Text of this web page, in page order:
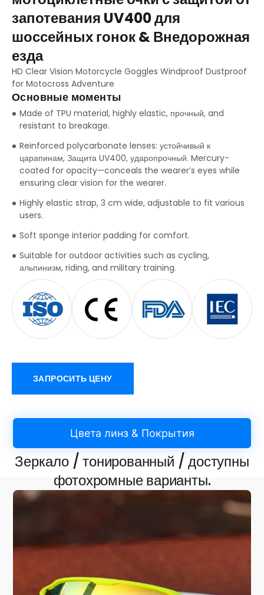
запотевания UV400 для
шоссейных гонок & Внедорожная
езда
HD Clear Vision Motorcycle Goggles Windproof Dustproof
for Motocross Adventure
Основные моменты
Made of TPU material, highly elastic, прочный, and
resistant to breakage.
Reinforced polycarbonate lenses: устойчивый к
царапинам, Защита UV400, ударопрочный. Mercury-
coated for opacity—conceals the wearer’s eyes while
ensuring clear vision for the wearer.
Highly elastic strap, 3 cm wide, adjustable to fit various
users.
Soft sponge interior padding for comfort.
Suitable for outdoor activities such as cycling,
альпинизм, riding, and military training.
ЗАПРОСИТЬ ЦЕНУ
Цвета линз & Покрытия
Зеркало / тонированный / доступны
фотохромные варианты.